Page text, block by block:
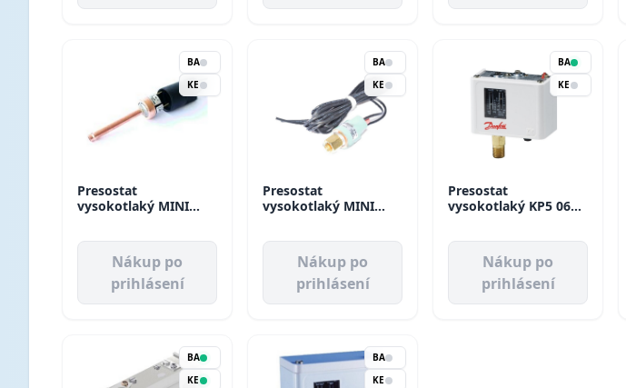
BA
KE
Presostat
vysokotlaký MINI
autoreset Danfoss
Nákup po
prihlásení
BA
KE
Presostat
vysokotlaký MINI
autoreset Danfoss
Nákup po
prihlásení
BA
KE
Presostat
vysokotlaký KP5 060-
Nákup po
prihlásení
BA
KE
BA
KE